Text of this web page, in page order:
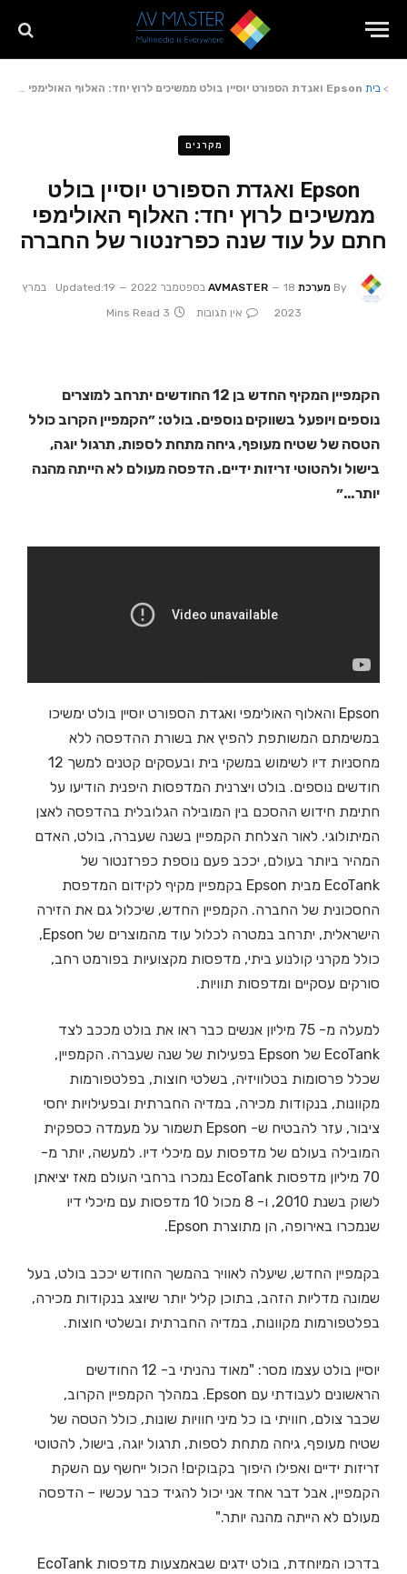
> בית Epson ואגדת הספורט יוסיין בולט ממשיכים לרוץ יחד: האלוף האולימפי חתם על עוד שנה כפרזנטור של החברה
מקרנים
Epson ואגדת הספורט יוסיין בולט
ממשיכים לרוץ יחד: האלוף האולימפי
חתם על עוד שנה כפרזנטור של החברה
By מערכת AVMASTER 18 בספטמבר 2022 Updated:
19 במרץ
2023
אין תגובות 3 Mins Read
הקמפיין המקיף החדש בן 12 החודשים יתרחב למוצרים
נוספים ויופעל בשווקים נוספים. בולט: ״הקמפיין הקרוב כולל
הטסה של שטיח מעופף, גיחה מתחת לספות, תרגול יוגה,
בישול ולהטוטי זריזות ידיים. הדפסה מעולם לא הייתה מהנה
יותר…״
Epson והאלוף האולימפי ואגדת הספורט יוסיין בולט ימשיכו
במשימתם המשותפת להפיץ את בשורת ההדפסה ללא
מחסניות דיו לשימוש במשקי בית ובעסקים קטנים למשך 12
חודשים נוספים. בולט ויצרנית המדפסות היפנית הודיעו על
חתימת חידוש ההסכם בין המובילה הגלובלית בהדפסה לאצן
המיתולוגי. לאור הצלחת הקמפיין בשנה שעברה, בולט, האדם
המהיר ביותר בעולם, יככב פעם נוספת כפרזנטור של
EcoTank מבית Epson בקמפיין מקיף לקידום המדפסת
החסכונית של החברה. הקמפיין החדש, שיכלול גם את הזירה
הישראלית, יתרחב במטרה לכלול עוד מהמוצרים של Epson,
כולל מקרני קולנוע ביתי, מדפסות מקצועיות בפורמט רחב,
סורקים עסקיים ומדפסות תוויות.
למעלה מ- 75 מיליון אנשים כבר ראו את בולט מככב לצד
EcoTank של Epson בפעילות של שנה שעברה. הקמפיין,
שכלל פרסומות בטלוויזיה, בשלטי חוצות, בפלטפורמות
מקוונות, בנקודות מכירה, במדיה החברתית ובפעילויות יחסי
ציבור, עזר להבטיח ש- Epson תשמור על מעמדה כספקית
המובילה בעולם של מדפסות עם מיכלי דיו. למעשה, יותר מ-
70 מיליון מדפסות EcoTank נמכרו ברחבי העולם מאז יציאתן
לשוק בשנת 2010, ו- 8 מכול 10 מדפסות עם מיכלי דיו
שנמכרו באירופה, הן מתוצרת Epson.
בקמפיין החדש, שיעלה לאוויר בהמשך החודש יככב בולט, בעל
שמונה מדליות הזהב, בתוכן קליל יותר שיוצג בנקודות מכירה,
בפלטפורמות מקוונות, במדיה החברתית ובשלטי חוצות.
יוסיין בולט עצמו מסר: "מאוד נהניתי ב- 12 החודשים
הראשונים לעבודתי עם Epson. במהלך הקמפיין הקרוב,
שכבר צולם, חוויתי בו כל מיני חוויות שונות, כולל הטסה של
שטיח מעופף, גיחה מתחת לספות, תרגול יוגה, בישול, להטוטי
זריזות ידיים ואפילו היפוך בקבוקים! הכול ייחשף עם השקת
הקמפיין, אבל דבר אחד אני יכול להגיד כבר עכשיו – הדפסה
מעולם לא הייתה מהנה יותר."
בדרכו המיוחדת, בולט ידגים שבאמצעות מדפסות EcoTank